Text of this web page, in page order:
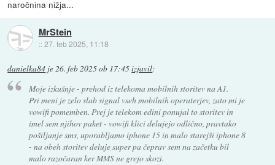
naročnina nižja...
MrStein
::27. feb 2025, 11:18
danielka84 je26. feb 2025 ob 17:45izjavil:
Moje izkušnje - prehod iz telekoma mobilnih storitev na A1.
Pri meni je zelo slab signal vseh mobilnih operaterjev, zato mi je
vowifi pomemben. Prej je telekom edini ponujal to storitev in
imel sem njihov paket - vowifi klici delujejo odlično, pravtako
pošiljanje sms, uporabljamo iphone 15 in malo starejši iphone 8
- na obeh storitev deluje super pa čeprav sem na začetku bil
malo razočaran ker MMS ne grejo skozi.